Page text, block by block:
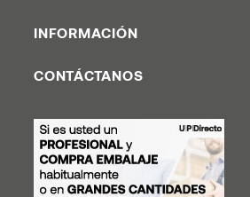
INFORMACIÓN
CONTÁCTANOS